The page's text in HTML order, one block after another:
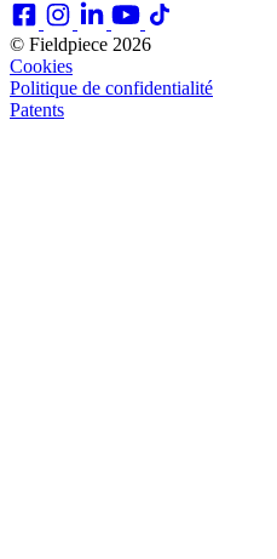
© Fieldpiece 2026
Cookies
Politique de confidentialité
Patents